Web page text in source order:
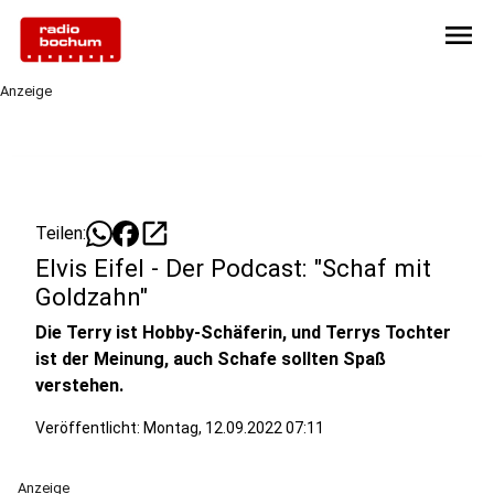
menu
Anzeige
Teilen: open_in_new
Elvis Eifel - Der Podcast: "Schaf mit
Goldzahn"
Die Terry ist Hobby-Schäferin, und Terrys Tochter
ist der Meinung, auch Schafe sollten Spaß
verstehen.
Veröffentlicht: Montag, 12.09.2022 07:11
Anzeige